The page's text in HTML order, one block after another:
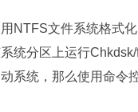
NTFS文件系统格式
统分区上运行
系统，那么使用命令